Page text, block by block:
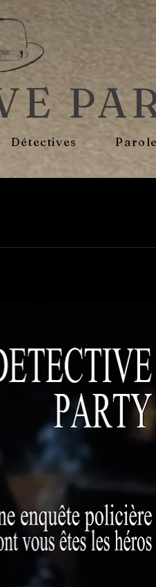
Détectives